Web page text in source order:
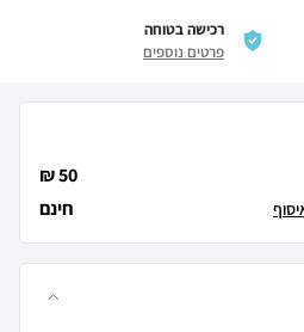
רכישה בטוחה
פרטים נוספים
50 ₪
חינם